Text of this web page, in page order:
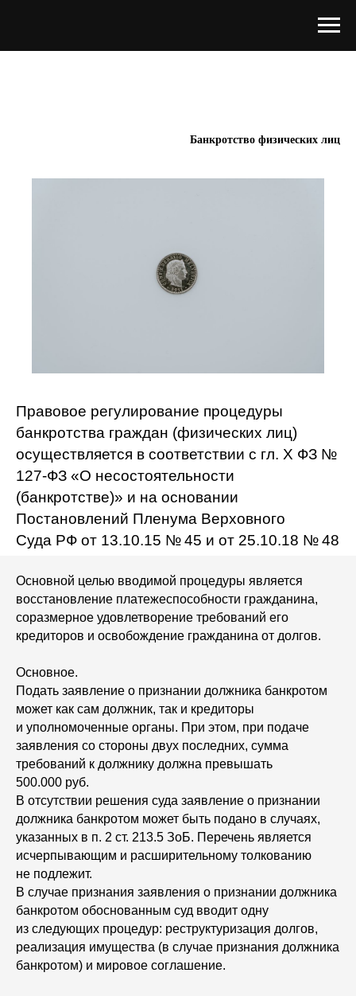
Банкротство физических лиц
Правовое регулирование процедуры
банкротства граждан (физических лиц)
осуществляется в соответствии с гл. X ФЗ №
127-ФЗ «О несостоятельности
(банкротстве)» и на основании
Постановлений Пленума Верховного
Суда РФ от 13.10.15 № 45 и от 25.10.18 № 48
Основной целью вводимой процедуры является
восстановление платежеспособности гражданина,
соразмерное удовлетворение требований его
кредиторов и освобождение гражданина от долгов.
Основное.
Подать заявление о признании должника банкротом
может как сам должник, так и кредиторы
и уполномоченные органы. При этом, при подаче
заявления со стороны двух последних, сумма
требований к должнику должна превышать
500.000 руб.
В отсутствии решения суда заявление о признании
должника банкротом может быть подано в случаях,
указанных в п. 2 ст. 213.5 ЗоБ. Перечень является
исчерпывающим и расширительному толкованию
не подлежит.
В случае признания заявления о признании должника
банкротом обоснованным суд вводит одну
из следующих процедур: реструктуризация долгов,
реализация имущества (в случае признания должника
банкротом) и мировое соглашение.